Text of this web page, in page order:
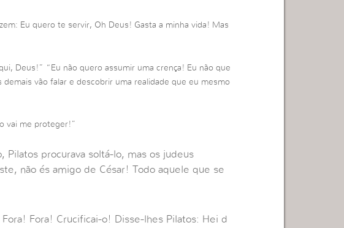
Eu quero te servir, Oh Deus! Gasta a minha vida! Mas
Deus!” “Eu não quero assumir uma crença! Eu não que
demais vão falar e descobrir uma realidade que eu mesmo
vai me proteger!”
procurava soltá-lo, mas os judeus
não és amigo de César! Todo aquele que se
Fora! Crucificai-o! Disse-lhes Pilatos: Hei d